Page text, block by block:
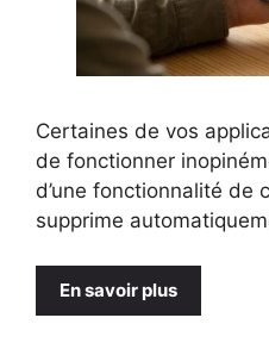
Certaines de vos
de fonctionner
d’une fonctionnalité de
supprime
En savoir plus